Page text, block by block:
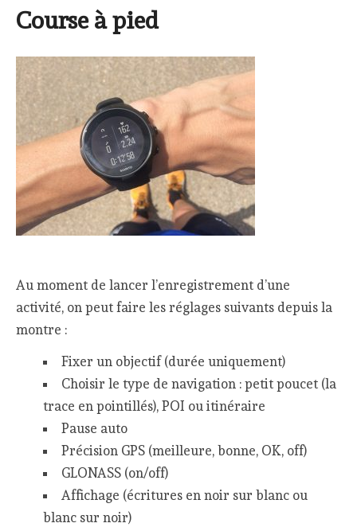
Course à pied
Au moment de lancer l’enregistrement d’une
activité, on peut faire les réglages suivants depuis la
montre :
Fixer un objectif (durée uniquement)
Choisir le type de navigation : petit poucet (la
trace en pointillés), POI ou itinéraire
Pause auto
Précision GPS (meilleure, bonne, OK, off)
GLONASS (on/off)
Affichage (écritures en noir sur blanc ou
blanc sur noir)